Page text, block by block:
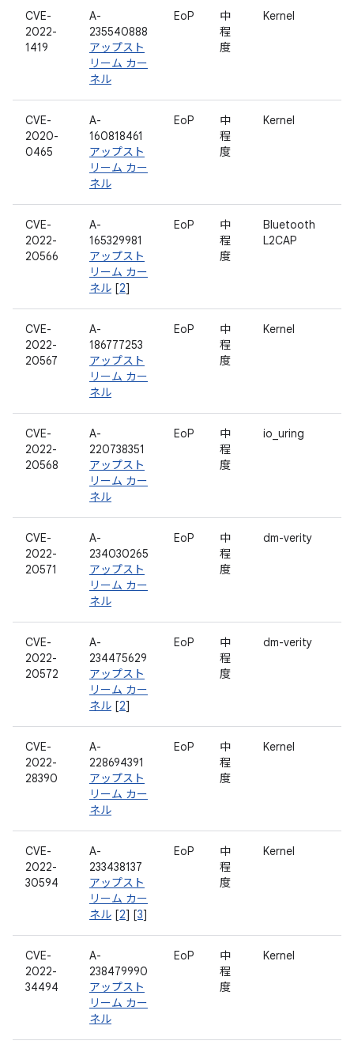
CVE-
2022-
1419
A-
235540888
アップスト
リーム カー
ネル
EoP
中
程
度
Kernel
CVE-
2020-
0465
A-
160818461
アップスト
リーム カー
ネル
EoP
中
程
度
Kernel
CVE-
2022-
20566
A-
165329981
アップスト
リーム カー
ネル [2]
EoP
中
程
度
Bluetooth
L2CAP
CVE-
2022-
20567
A-
186777253
アップスト
リーム カー
ネル
EoP
中
程
度
Kernel
CVE-
2022-
20568
A-
220738351
アップスト
リーム カー
ネル
EoP
中
程
度
io_uring
CVE-
2022-
20571
A-
234030265
アップスト
リーム カー
ネル
EoP
中
程
度
dm-verity
CVE-
2022-
20572
A-
234475629
アップスト
リーム カー
ネル [2]
EoP
中
程
度
dm-verity
CVE-
2022-
28390
A-
228694391
アップスト
リーム カー
ネル
EoP
中
程
度
Kernel
CVE-
2022-
30594
A-
233438137
アップスト
リーム カー
ネル [2] [3]
EoP
中
程
度
Kernel
CVE-
2022-
34494
A-
238479990
アップスト
リーム カー
ネル
EoP
中
程
度
Kernel